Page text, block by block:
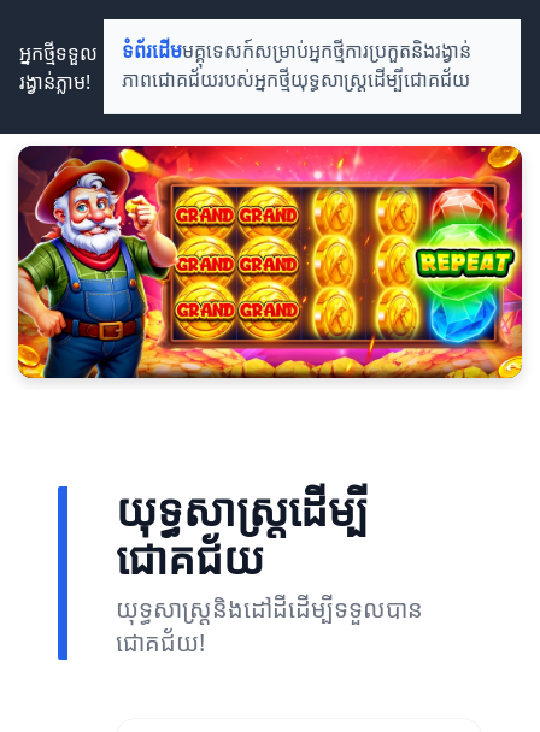
អ្នកថ្មីទទួល
រង្វាន់ភ្លាម!
ទំព័រដើមមគ្គុទេសក៍សម្រាប់អ្នកថ្មីការប្រកួតនិងរង្វាន់
ភាពជោគជ័យរបស់អ្នកថ្មីយុទ្ធសាស្ត្រដើម្បីជោគជ័យ
យុទ្ធសាស្ត្រដើម្បី
ជោគជ័យ
យុទ្ធសាស្ត្រនិងដៅដីដើម្បីទទួលបាន
ជោគជ័យ!